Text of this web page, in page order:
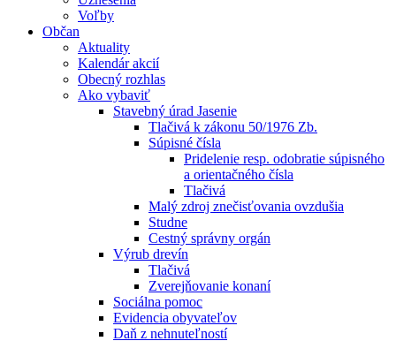
Voľby
Občan
Aktuality
Kalendár akcií
Obecný rozhlas
Ako vybaviť
Stavebný úrad Jasenie
Tlačivá k zákonu 50/1976 Zb.
Súpisné čísla
Pridelenie resp. odobratie súpisného
a orientačného čísla
Tlačivá
Malý zdroj znečisťovania ovzdušia
Studne
Cestný správny orgán
Výrub drevín
Tlačivá
Zverejňovanie konaní
Sociálna pomoc
Evidencia obyvateľov
Daň z nehnuteľností